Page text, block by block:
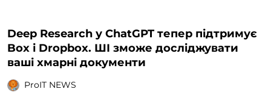
Deep Research у ChatGPT тепер підтримує
Box і Dropbox. ШІ зможе досліджувати
ваші хмарні документи
ProIT NEWS